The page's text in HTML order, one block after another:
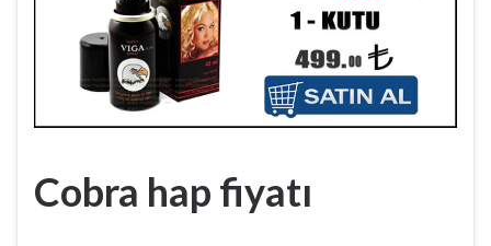
Cobra hap fiyatı